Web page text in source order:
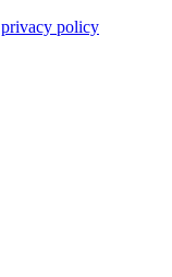
privacy policy